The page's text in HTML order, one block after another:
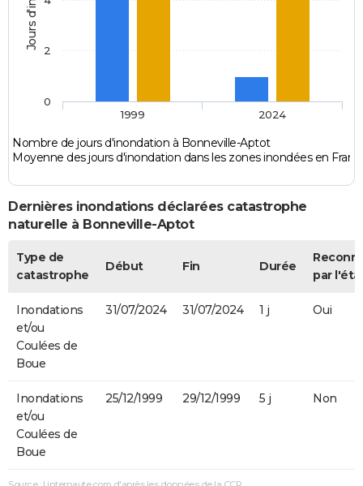
Nombre de jours d'inondation à Bonneville-Aptot
Moyenne des jours d'inondation dans les zones inondées en
1999 2024
0
2
Dernières inondations déclarées catastrophe
naturelle à Bonneville-Aptot
Type de
catastrophe
Début Fin Durée
par
Inondations
et/ou
Coulées de
Boue
31/07/2024 31/07/2024 1 j Oui
Inondations
et/ou
Coulées de
Boue
25/12/1999 29/12/1999 5 j Non